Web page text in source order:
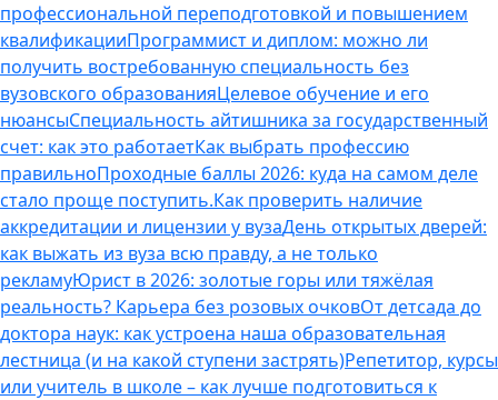
профессиональной переподготовкой и повышением
квалификацииПрограммист и диплом: можно ли
получить востребованную специальность без
вузовского образованияЦелевое обучение и его
нюансыСпециальность айтишника за государственный
счет: как это работаетКак выбрать профессию
правильноПроходные баллы 2026: куда на самом деле
стало проще поступить.Как проверить наличие
аккредитации и лицензии у вузаДень открытых дверей:
как выжать из вуза всю правду, а не только
рекламуЮрист в 2026: золотые горы или тяжёлая
реальность? Карьера без розовых очковОт детсада до
доктора наук: как устроена наша образовательная
лестница (и на какой ступени застрять)Репетитор, курсы
или учитель в школе – как лучше подготовиться к